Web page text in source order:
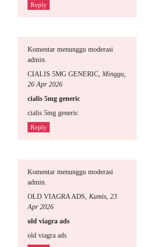
Reply
Komentar menunggu moderasi
admin.
CIALIS 5MG GENERIC Minggu,
26 Apr 2026
cialis 5mg generic
cialis 5mg generic
Reply
Komentar menunggu moderasi
admin.
OLD VIAGRA ADS
Kamis, 23
Apr 2026
old viagra ads
old viagra ads